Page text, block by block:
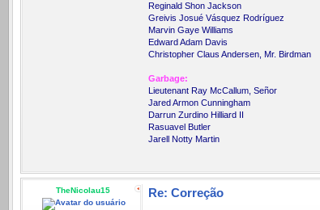
Reginald Shon Jackson
Greivis Josué Vásquez Rodríguez
Marvin Gaye Williams
Edward Adam Davis
Christopher Claus Andersen, Mr. Birdman
Garbage:
Lieutenant Ray McCallum, Señor
Jared Armon Cunningham
Darrun Zurdino Hilliard II
Rasuavel Butler
Jarell Notty Martin
TheNicolau15 Re: Correção